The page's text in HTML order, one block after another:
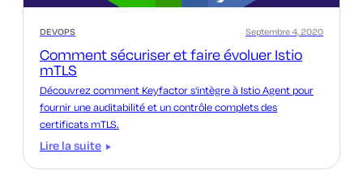
DEVOPS
Comment sécuriser et faire évoluer Istio
mTLS
Septembre 4, 2020
Découvrez comment Keyfactor s'intègre à Istio Agent pour
fournir une auditabilité et un contrôle complets des
certificats mTLS.
Lire la suite